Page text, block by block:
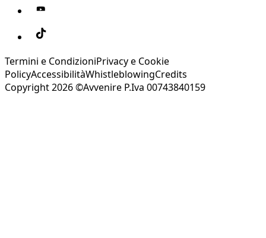
Termini e CondizioniPrivacy e Cookie
PolicyAccessibilitàWhistleblowingCredits
Copyright 2026 ©Avvenire P.Iva 00743840159